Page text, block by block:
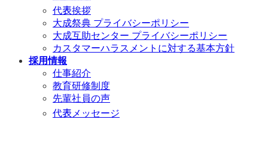
代表挨拶
大成祭典 プライバシーポリシー
大成互助センター プライバシーポリシー
カスタマーハラスメントに対する基本方針
採用情報
仕事紹介
教育研修制度
先輩社員の声
代表メッセージ